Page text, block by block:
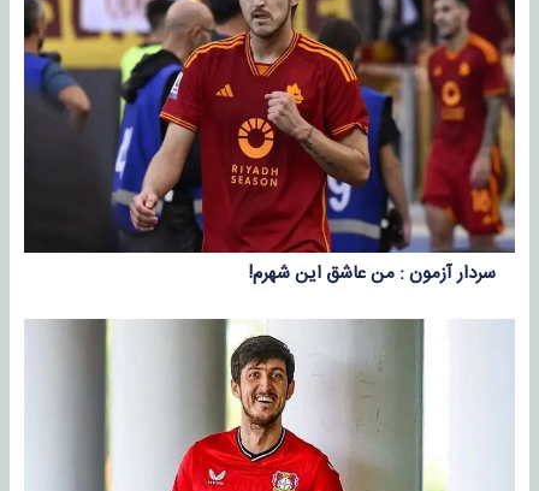
سردار آزمون : من عاشق این شهرم!